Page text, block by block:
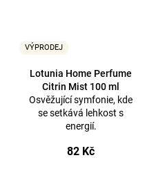
VÝPRODEJ
Lotunia Home Perfume
Citrin Mist 100 ml
Osvěžující symfonie, kde
se setkává lehkost s
energií.
82 Kč